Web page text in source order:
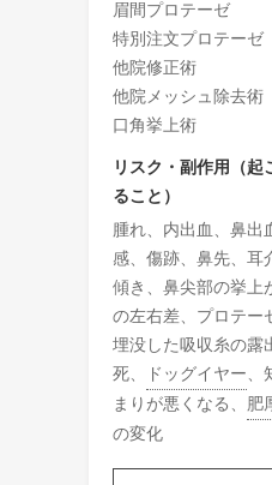
眉間プロテーゼ
特別注文プロテーゼ
他院修正術
他院メッシュ除去術
口角挙上術
リスク・副作用（
ること）
腫れ、内出血、鼻出
感、傷跡、鼻先、耳
傾き、鼻尖部の挙上
の左右差、プロテー
埋没した吸収糸の露
死、
ドッグイヤー、
まりが悪くなる、 肥
の変化